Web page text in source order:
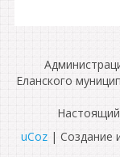
Еланского
uCoz | Создание